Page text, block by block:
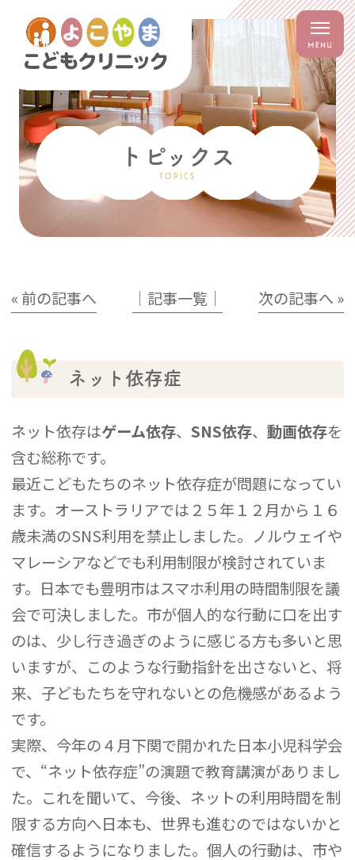
トピックス
TOPICS
« 前の記事へ │記事一覧│ 次の記事へ »
ネット依存症
ネット依存はゲーム依存、SNS依存、動画依存を
含む総称です。
最近こどもたちのネット依存症が問題になってい
ます。オーストラリアでは２５年１２月から１６
歳未満のSNS利用を禁止しました。ノルウェイや
マレーシアなどでも利用制限が検討されていま
す。日本でも豊明市はスマホ利用の時間制限を議
会で可決しました。市が個人的な行動に口を出す
のは、少し行き過ぎのように感じる方も多いと思
いますが、このような行動指針を出さないと、将
来、子どもたちを守れないとの危機感があるよう
です。
実際、今年の４月下関で開かれた日本小児科学会
で、“ネット依存症”の演題で教育講演がありまし
た。これを聞いて、今後、ネットの利用時間を制
限する方向へ日本も、世界も進むのではないかと
確信するようになりました。個人の行動は、市や